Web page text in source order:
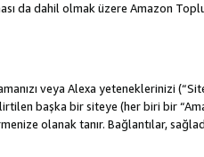
da dahil olmak üzere Amazon
veya Alexa yeteneklerinizi
başka bir siteye (her biri bir
olanak tanır. Bağlantılar,